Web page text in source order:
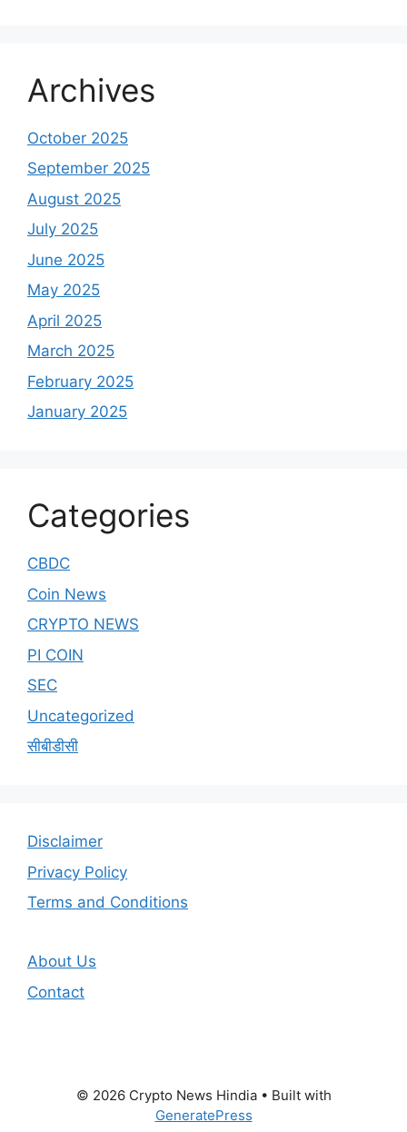
Archives
October 2025
September 2025
August 2025
July 2025
June 2025
May 2025
April 2025
March 2025
February 2025
January 2025
Categories
CBDC
Coin News
CRYPTO NEWS
PI COIN
SEC
Uncategorized
सीबीडीसी
Disclaimer
Privacy Policy
Terms and Conditions
About Us
Contact
© 2026 Crypto News Hindia• Built with
GeneratePress